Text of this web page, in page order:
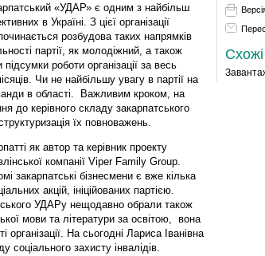
«УДАР» є одним з найбільш
в Україні. З цієї організації
розбудова таких напрямків
партії, як молодіжний, а також
роботи організації за весь
Чи не найбільшу увагу в партії на
в області. Важливим кроком, на
до керівного складу закарпатського
їх повноважень.
як автор та керівник проекту
компанії Viper Family Group.
закарпатські бізнесмени є вже кілька
акцій, ініційованих партією.
УДАРу нещодавно обрали також
мови та літератури за освітою, вона
На сьогодні Лариса Іванівна
захисту інвалідів.
Схожі